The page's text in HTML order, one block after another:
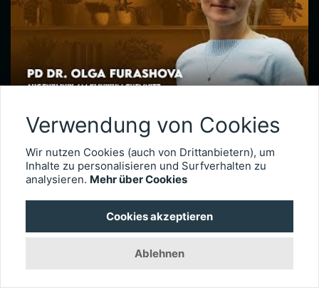
Verwendung von Cookies
Wir nutzen Cookies (auch von Drittanbietern), um
Inhalte zu personalisieren und Surfverhalten zu
analysieren. Mehr über Cookies
Cookies akzeptieren
Ablehnen